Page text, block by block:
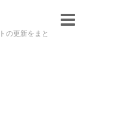
の更新をまと